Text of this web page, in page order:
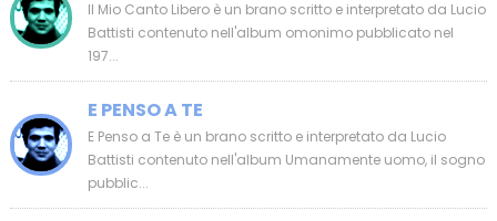
Il Mio Canto Libero è un brano scritto e interpretato da Lucio
Battisti contenuto nell'album omonimo pubblicato nel
197...
E PENSO A TE
E Penso a Te è un brano scritto e interpretato da Lucio
Battisti contenuto nell'album Umanamente uomo, il sogno
pubblic...